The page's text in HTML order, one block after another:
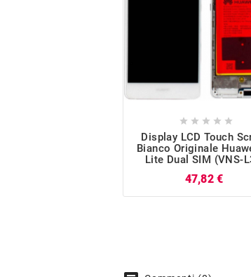
    
Display LCD Touch
Bianco Originale
Lite Dual SIM (VNS-
47,82 €